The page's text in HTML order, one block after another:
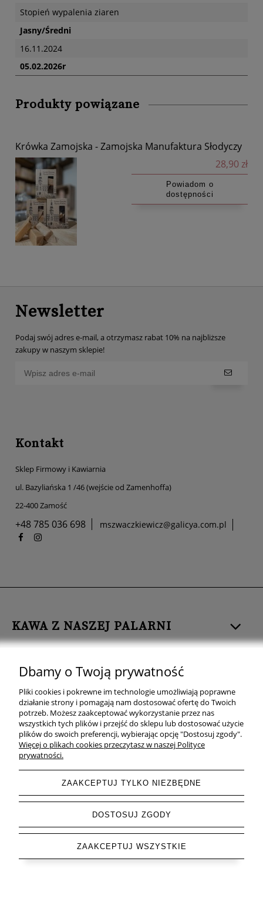
Stopień wypalenia ziaren
Jasny/Średni
16.11.2024
05.02.2026r
Produkty powiązane
Krówka Zamojska - Zamojska Manufaktura Słodyczy
28,90 zł
Powiadom o
dostępności
Newsletter
Podaj swój adres e-mail, a otrzymasz rabat 10% na najbliższe
zakupy w naszym sklepie!
Kontakt
Sklep Firmowy i Kawiarnia
ul. Bazyliańska 1 /46 (wejście od Zamenhoffa)
22-400 Zamość
+48 785 036 698 mszwaczkiewicz@galicya.com.pl
KAWA Z NASZEJ PALARNI
ZDROWA ŻYWNOŚĆ
ZOBACZ TEŻ
OBSERWUJ NAS
pokaż pełną wersję strony
Sklep internetowy Shoper.pl
Dbamy o Twoją prywatność
Pliki cookies i pokrewne im technologie umożliwiają poprawne
działanie strony i pomagają nam dostosować ofertę do Twoich
potrzeb. Możesz zaakceptować wykorzystanie przez nas
wszystkich tych plików i przejść do sklepu lub dostosować użycie
plików do swoich preferencji, wybierając opcję "Dostosuj zgody".
Więcej o plikach cookies przeczytasz w naszej Polityce
prywatności.
ZAAKCEPTUJ TYLKO NIEZBĘDNE
DOSTOSUJ ZGODY
ZAAKCEPTUJ WSZYSTKIE